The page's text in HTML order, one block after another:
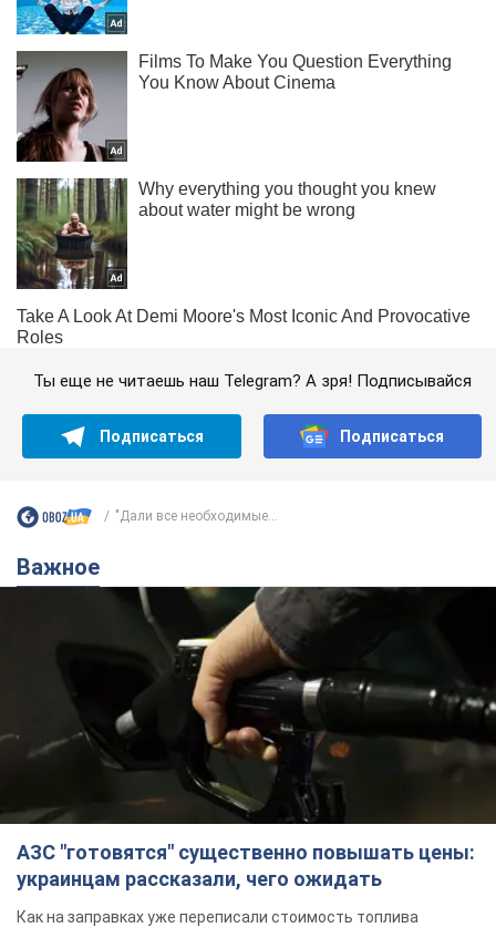
Ты еще не читаешь наш Telegram? А зря! Подписывайся
Подписаться Подписаться
"Дали все необходимые...
Важное
АЗС "готовятся" существенно повышать цены:
украинцам рассказали, чего ожидать
Как на заправках уже переписали стоимость топлива